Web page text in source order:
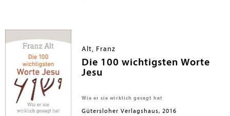
Alt, Franz
Die 100 wichtigsten Worte
Jesu
Wie er sie wirklich gesagt hat
Gütersloher Verlagshaus, 2016